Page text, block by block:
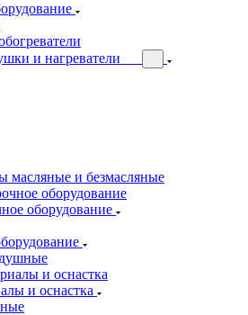
и нагреватели
масляные и безмасляные
оборудование
и оснастка